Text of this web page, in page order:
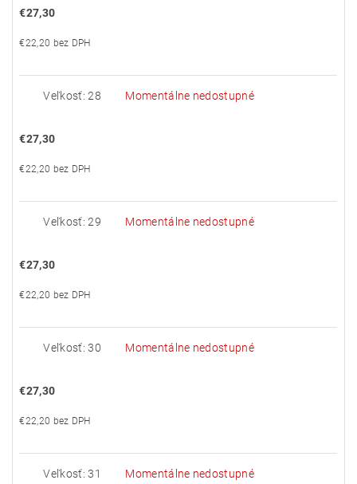
€27,30
€22,20 bez DPH
Veľkosť: 28 Momentálne nedostupné
€27,30
€22,20 bez DPH
Veľkosť: 29 Momentálne nedostupné
€27,30
€22,20 bez DPH
Veľkosť: 30 Momentálne nedostupné
€27,30
€22,20 bez DPH
Veľkosť: 31 Momentálne nedostupné